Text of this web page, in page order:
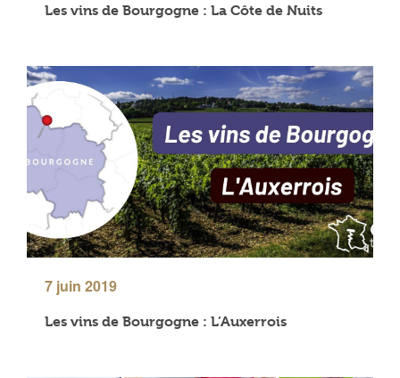
Les vins de Bourgogne : La Côte de Nuits
7 juin 2019
Les vins de Bourgogne : L’Auxerrois